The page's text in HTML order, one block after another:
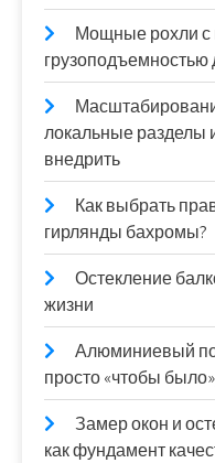
Мощные рохли с
грузоподъемностью
локальные разделы
внедрить
Как выбрать
гирлянды бахромы?
Остекление
жизни
Алюминиевый
просто «чтобы
Замер окон и
как фундамент